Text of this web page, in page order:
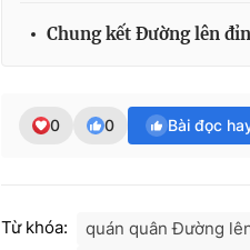
Chung kết Đường lên
0 0 Bài đọc
Từ khóa: quán quân Đường